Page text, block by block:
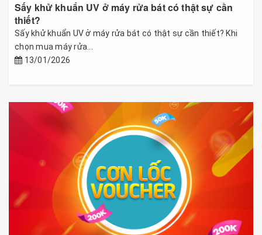
Sấy khử khuẩn UV ở máy rửa bát có thật sự cần
thiết?
Sấy khử khuẩn UV ở máy rửa bát có thật sự cần thiết? Khi
chọn mua máy rửa...
13/01/2026